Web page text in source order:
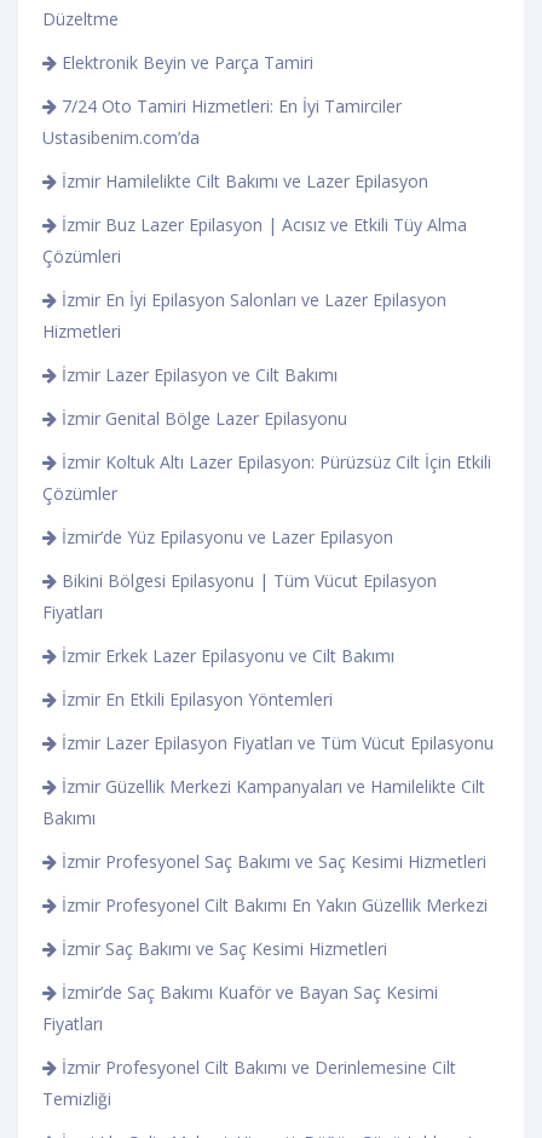
Düzeltme
Elektronik Beyin ve Parça Tamiri
7/24 Oto Tamiri Hizmetleri: En İyi Tamirciler
Ustasibenim.com’da
İzmir Hamilelikte Cilt Bakımı ve Lazer Epilasyon
İzmir Buz Lazer Epilasyon | Acısız ve Etkili Tüy Alma
Çözümleri
İzmir En İyi Epilasyon Salonları ve Lazer Epilasyon
Hizmetleri
İzmir Lazer Epilasyon ve Cilt Bakımı
İzmir Genital Bölge Lazer Epilasyonu
İzmir Koltuk Altı Lazer Epilasyon: Pürüzsüz Cilt İçin Etkili
Çözümler
İzmir’de Yüz Epilasyonu ve Lazer Epilasyon
Bikini Bölgesi Epilasyonu | Tüm Vücut Epilasyon
Fiyatları
İzmir Erkek Lazer Epilasyonu ve Cilt Bakımı
İzmir En Etkili Epilasyon Yöntemleri
İzmir Lazer Epilasyon Fiyatları ve Tüm Vücut Epilasyonu
İzmir Güzellik Merkezi Kampanyaları ve Hamilelikte Cilt
Bakımı
İzmir Profesyonel Saç Bakımı ve Saç Kesimi Hizmetleri
İzmir Profesyonel Cilt Bakımı En Yakın Güzellik Merkezi
İzmir Saç Bakımı ve Saç Kesimi Hizmetleri
İzmir’de Saç Bakımı Kuaför ve Bayan Saç Kesimi
Fiyatları
İzmir Profesyonel Cilt Bakımı ve Derinlemesine Cilt
Temizliği